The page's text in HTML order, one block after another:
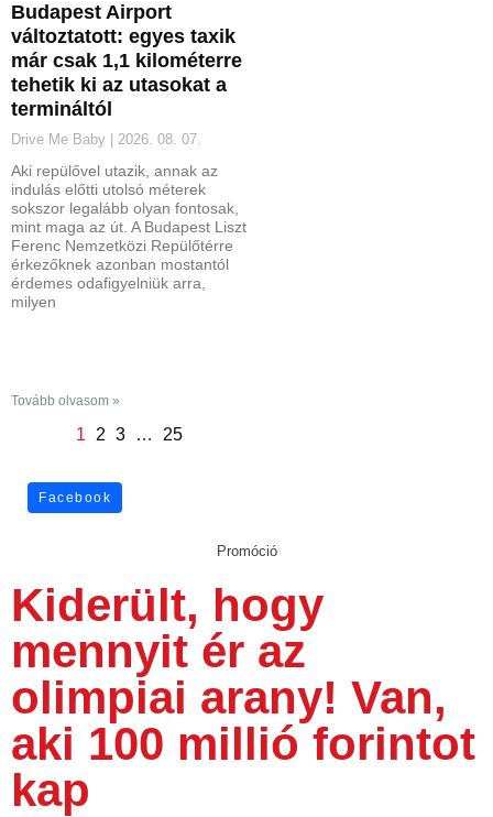
Budapest Airport
változtatott: egyes taxik
már csak 1,1 kilométerre
tehetik ki az utasokat a
termináltól
Drive Me Baby 2026. 08. 07.
Aki repülővel utazik, annak az
indulás előtti utolsó méterek
sokszor legalább olyan fontosak,
mint maga az út. A Budapest Liszt
Ferenc Nemzetközi Repülőtérre
érkezőknek azonban mostantól
érdemes odafigyelniük arra,
milyen
Tovább olvasom »
1 2 3 … 25
Facebook
Promóció
Kiderült, hogy
mennyit ér az
olimpiai arany! Van,
aki 100 millió forintot
kap